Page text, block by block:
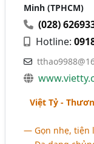
Minh (TPHCM)
(028)
Hotline:
Việt Tỷ -
― Gọn nhẹ, tiện